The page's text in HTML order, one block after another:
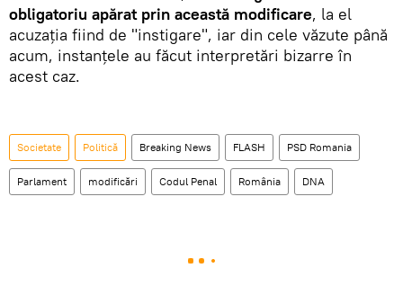
obligatoriu apărat prin această modificare, la el
acuzația fiind de "instigare", iar din cele văzute până
acum, instanțele au făcut interpretări bizarre în
acest caz.
Societate Politică Breaking News FLASH PSD Romania
Parlament modificări Codul Penal România DNA